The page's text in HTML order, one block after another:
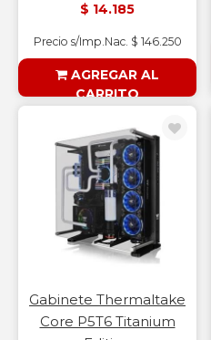
$ 14.185
Precio s/Imp.Nac. $ 146.250
AGREGAR AL
CARRITO
Gabinete Thermaltake
Core P5T6 Titanium